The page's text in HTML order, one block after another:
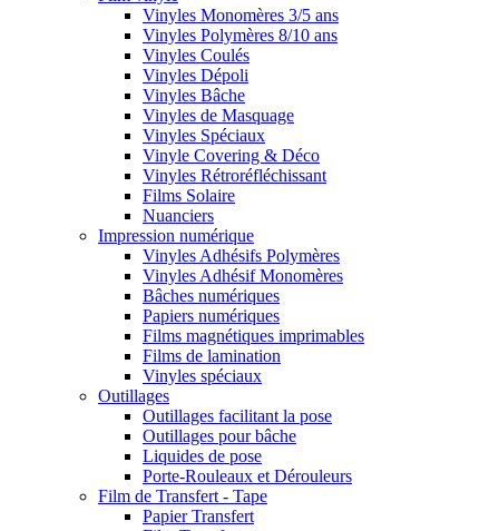
Vinyles Monomères 3/5 ans
Vinyles Polymères 8/10 ans
Vinyles Coulés
Vinyles Dépoli
Vinyles Bâche
Vinyles de Masquage
Vinyles Spéciaux
Vinyle Covering & Déco
Vinyles Rétroréfléchissant
Films Solaire
Nuanciers
Impression numérique
Vinyles Adhésifs Polymères
Vinyles Adhésif Monomères
Bâches numériques
Papiers numériques
Films magnétiques imprimables
Films de lamination
Vinyles spéciaux
Outillages
Outillages facilitant la pose
Outillages pour bâche
Liquides de pose
Porte-Rouleaux et Dérouleurs
Film de Transfert - Tape
Papier Transfert